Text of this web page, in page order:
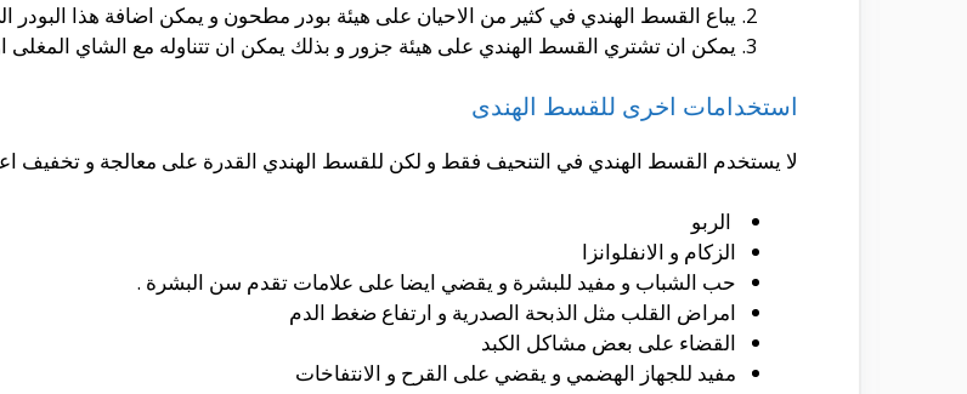
يباع القسط الهندي في كثير من الاحيان على هيئة بودر مطحون و يمكن اضافة هذا البودر
يمكن ان تشتري القسط الهندي على هيئة جزور و بذلك يمكن ان تتناوله مع الشاي المغلى
استخدامات اخرى للقسط الهندى
لا يستخدم القسط الهندي في التنحيف فقط و لكن للقسط الهندي القدرة على معالجة و تخفيف
الربو
الزكام و الانفلوانزا
حب الشباب و مفيد للبشرة و يقضي ايضا على علامات تقدم سن البشرة .
امراض القلب مثل الذبحة الصدرية و ارتفاع ضغط الدم
القضاء على بعض مشاكل الكبد
مفيد للجهاز الهضمي و يقضي على القرح و الانتفاخات